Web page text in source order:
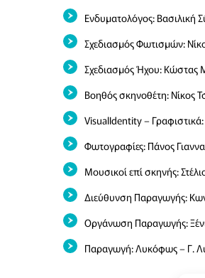
Ενδυματολόγος: Βασιλική
Σχεδιασμός Φωτισμών:
Σχεδιασμός Ήχου:
Βοηθός σκηνοθέτη: Νίκος
VisualIdentity –
Φωτογραφίες: Πάνος
Μουσικοί επί σκηνής:
Διεύθυνση Παραγωγής:
Οργάνωση Παραγωγής:
Παραγωγή: Λυκόφως – Γ.